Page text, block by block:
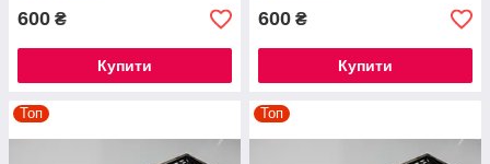
600 ₴
Купити
600 ₴
Купити
Топ Топ